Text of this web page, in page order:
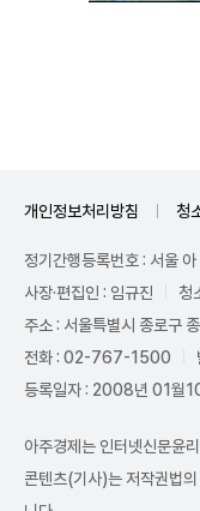
개인정보처리방침 청
정기간행등록번호 : 서울
사장·편집인 : 임규진
청
주소 : 서울특별시 종로구
전화 : 02-767-1500
등록일자 : 2008년 01월
아주경제는 인터넷신문윤
콘텐츠(기사)는 저작권법